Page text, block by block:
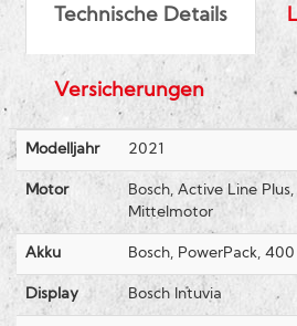
Technische Details
Versicherungen
Modelljahr 2021
Motor
Bosch, Active Line
Mittelmotor
Akku Bosch, PowerPack,
Display Bosch Intuvia